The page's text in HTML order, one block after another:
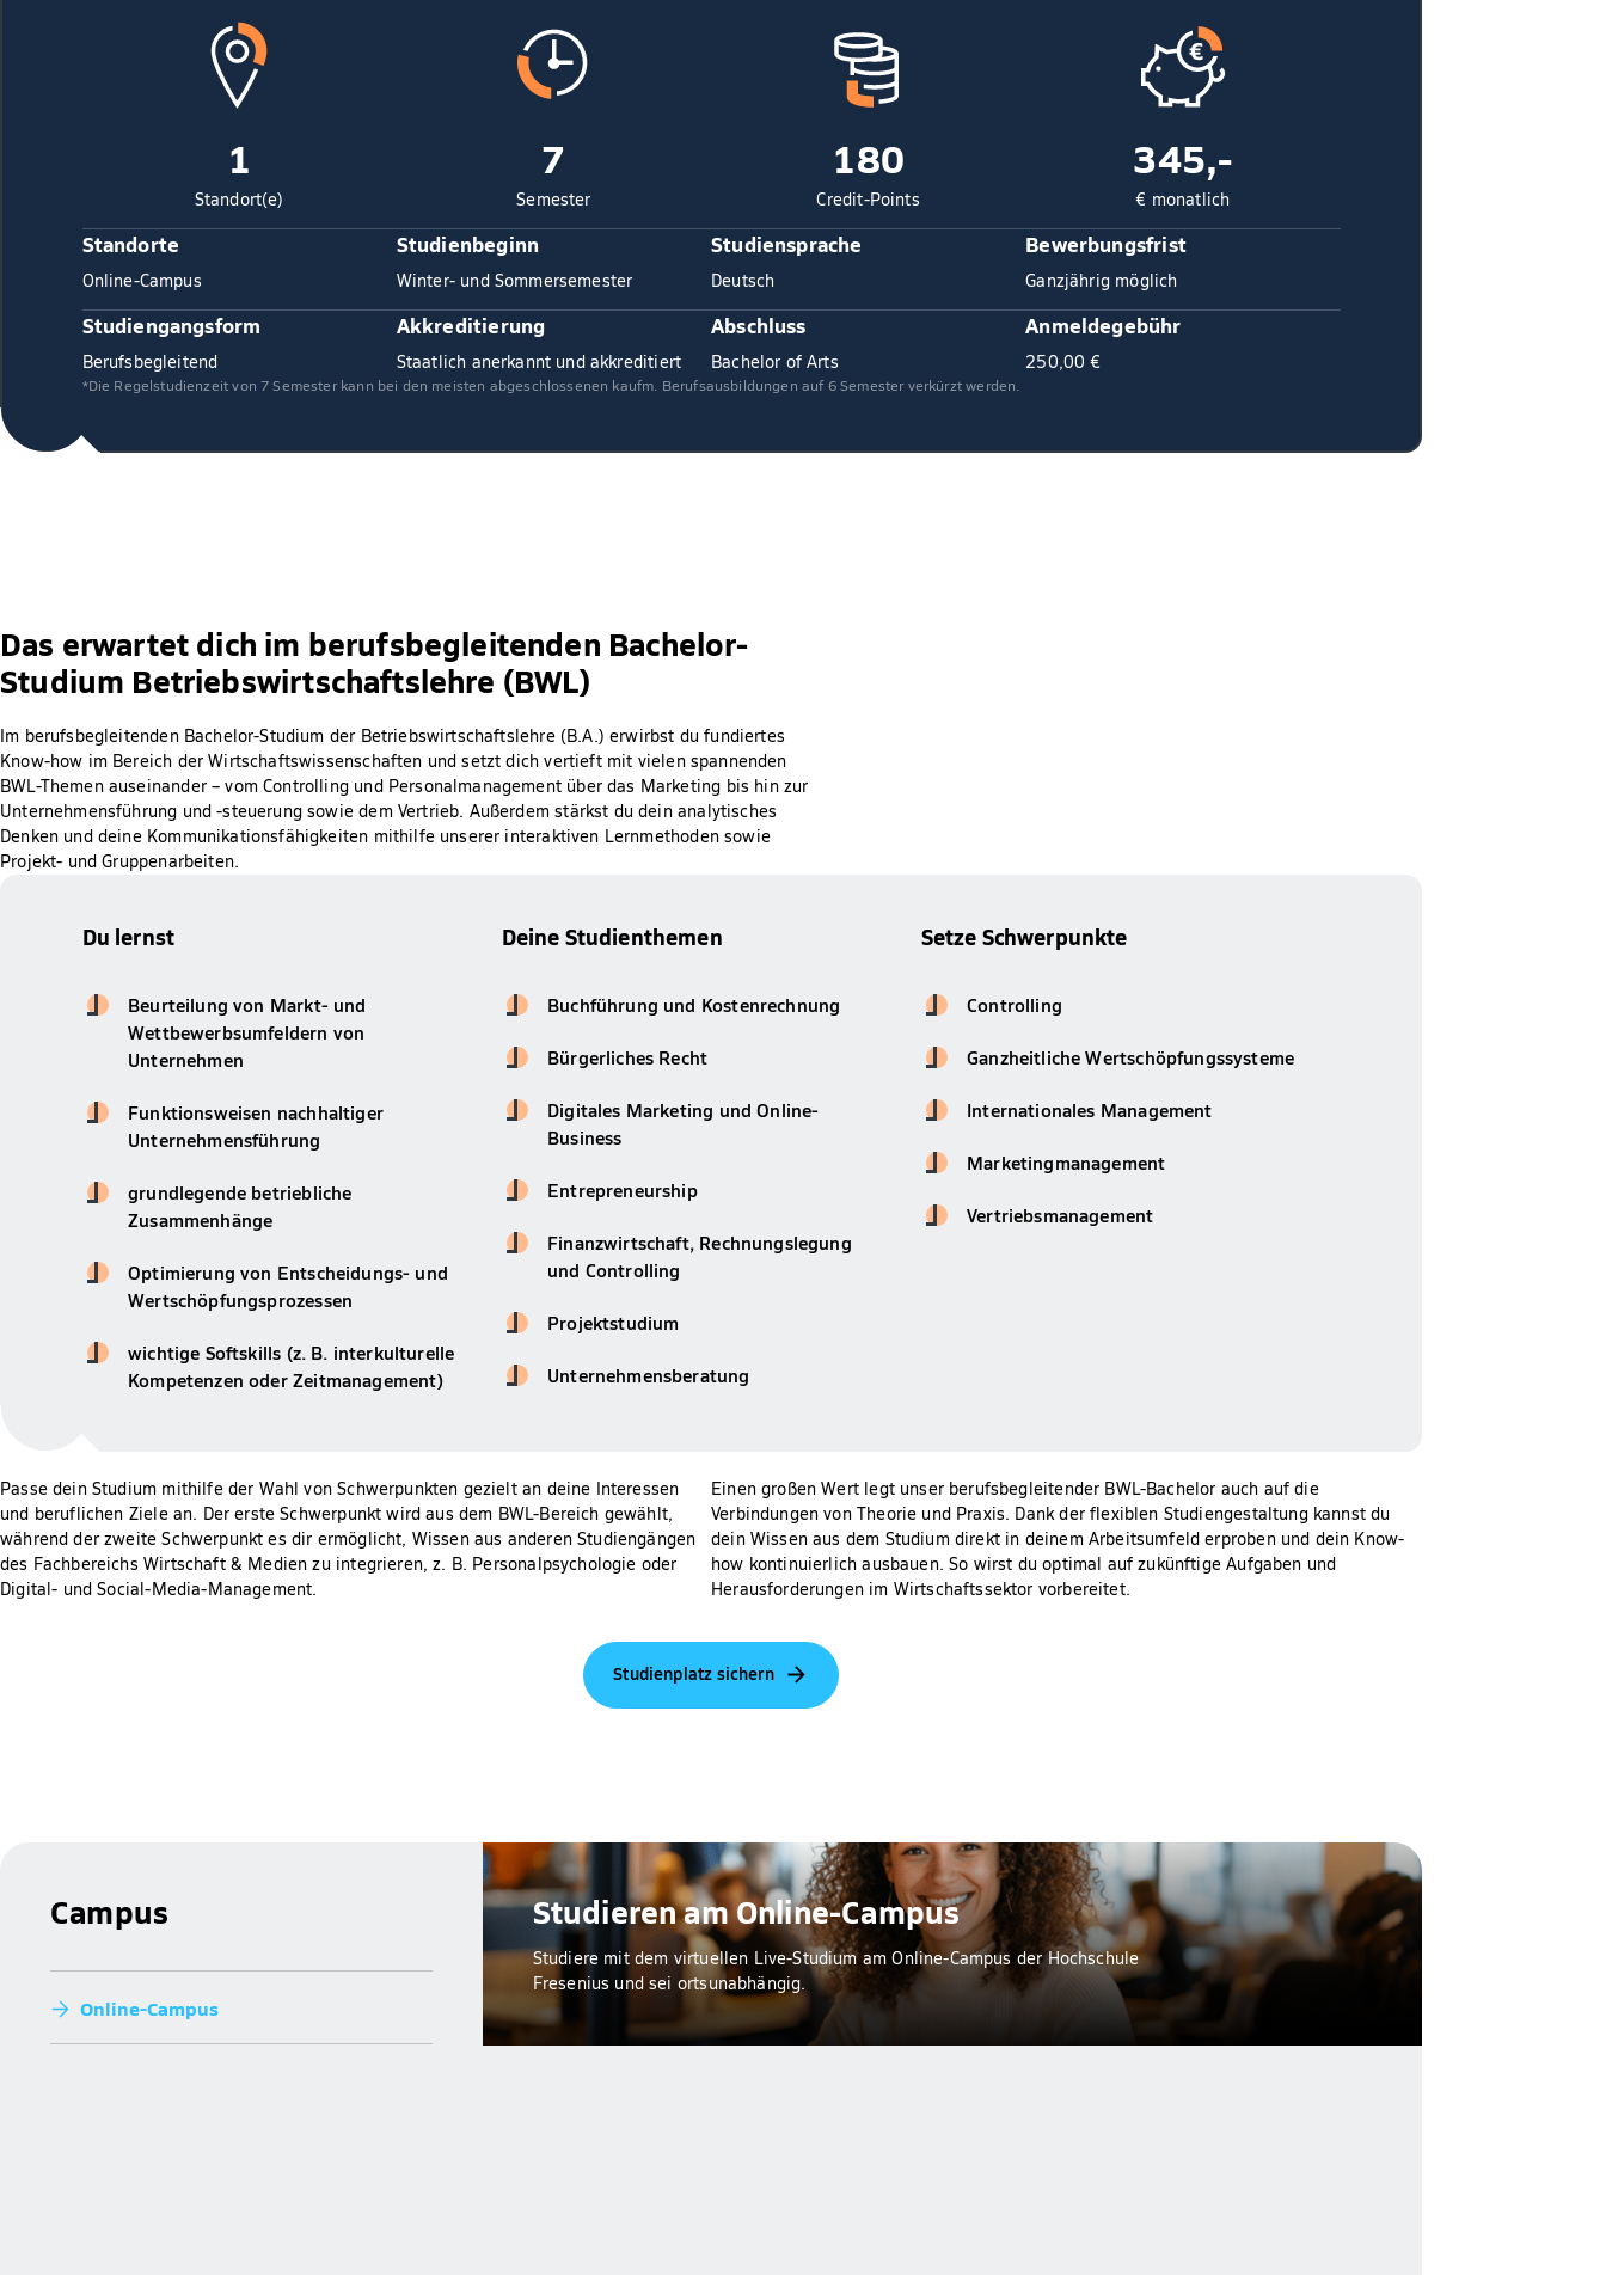
1
Standort(e)
7
Semester
180
Credit-Points
345,-
€ monatlich
Standorte
Online-Campus
Studienbeginn
Winter- und Sommersemester
Studiensprache
Deutsch
Bewerbungsfrist
Ganzjährig möglich
Studiengangsform
Berufsbegleitend
Akkreditierung
Staatlich anerkannt und akkreditiert
Abschluss
Bachelor of Arts
Anmeldegebühr
250,00 €
*Die Regelstudienzeit von 7 Semester kann bei den meisten abgeschlossenen kaufm. Berufsausbildungen auf 6 Semester verkürzt werden.
Das erwartet dich im berufsbegleitenden Bachelor-
Studium Betriebswirtschaftslehre (BWL)
Im berufsbegleitenden Bachelor-Studium der Betriebswirtschaftslehre (B.A.) erwirbst du fundiertes
Know-how im Bereich der Wirtschaftswissenschaften und setzt dich vertieft mit vielen spannenden
BWL-Themen auseinander – vom Controlling und Personalmanagement über das Marketing bis hin zur
Unternehmensführung und -steuerung sowie dem Vertrieb. Außerdem stärkst du dein analytisches
Denken und deine Kommunikationsfähigkeiten mithilfe unserer interaktiven Lernmethoden sowie
Projekt- und Gruppenarbeiten.
Du lernst
Beurteilung von Markt- und
Wettbewerbsumfeldern von
Unternehmen
Funktionsweisen nachhaltiger
Unternehmensführung
grundlegende betriebliche
Zusammenhänge
Optimierung von Entscheidungs- und
Wertschöpfungsprozessen
wichtige Softskills (z. B. interkulturelle
Kompetenzen oder Zeitmanagement)
Deine Studienthemen
Buchführung und Kostenrechnung
Bürgerliches Recht
Digitales Marketing und Online-
Business
Entrepreneurship
Finanzwirtschaft, Rechnungslegung
und Controlling
Projektstudium
Unternehmensberatung
Setze Schwerpunkte
Controlling
Ganzheitliche Wertschöpfungssysteme
Internationales Management
Marketingmanagement
Vertriebsmanagement
Passe dein Studium mithilfe der Wahl von Schwerpunkten gezielt an deine Interessen
und beruflichen Ziele an. Der erste Schwerpunkt wird aus dem BWL-Bereich gewählt,
während der zweite Schwerpunkt es dir ermöglicht, Wissen aus anderen Studiengängen
des Fachbereichs Wirtschaft & Medien zu integrieren, z. B. Personalpsychologie oder
Digital- und Social-Media-Management.
Einen großen Wert legt unser berufsbegleitender BWL-Bachelor auch auf die
Verbindungen von Theorie und Praxis. Dank der flexiblen Studiengestaltung kannst du
dein Wissen aus dem Studium direkt in deinem Arbeitsumfeld erproben und dein Know-
how kontinuierlich ausbauen. So wirst du optimal auf zukünftige Aufgaben und
Herausforderungen im Wirtschaftssektor vorbereitet.
Studienplatz sichern
Campus
Online-Campus
Studieren am Online-Campus
Studiere mit dem virtuellen Live-Studium am Online-Campus der Hochschule
Fresenius und sei ortsunabhängig.